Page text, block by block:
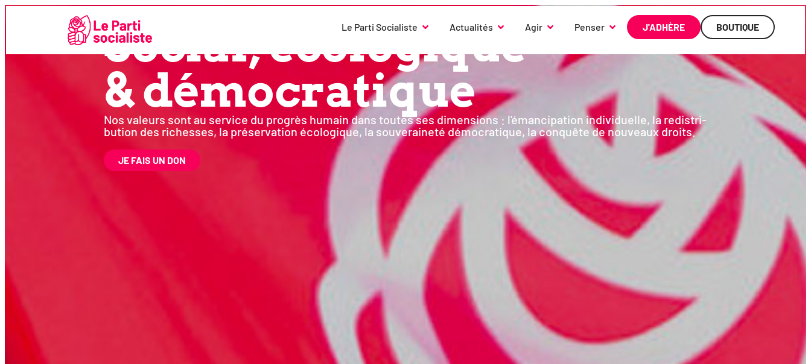
Le Parti Socialiste Actualités Agir Penser J'ADHÈRE BOUTIQUE
Social, éco­lo­gique
& démocratique
Nos valeurs sont au ser­vice du pro­grès humain dans toutes ses dimen­sions : l’émancipation indi­vi­duelle, la redis­tri­
bu­tion des richesses, la pré­ser­va­tion éco­lo­gique, la sou­ve­rai­ne­té démo­cra­tique, la conquête de nou­veaux droits.
JE FAIS UN DON